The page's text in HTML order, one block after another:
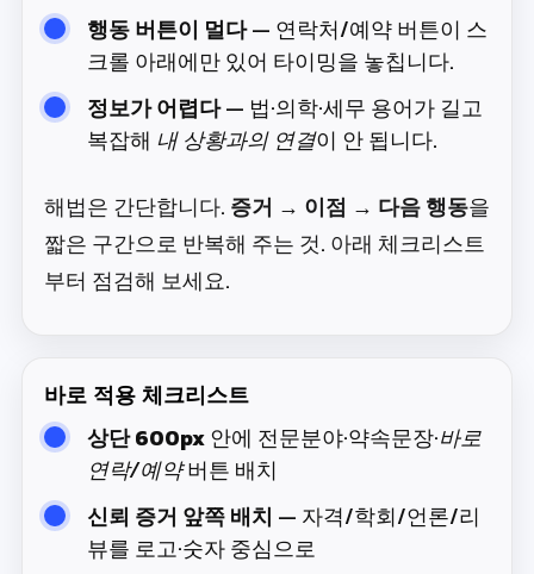
행동 버튼이 멀다— 연락처/예약 버튼이 스
크롤 아래에만 있어 타이밍을 놓칩니다.
정보가 어렵다— 법·의학·세무 용어가 길고
복잡해 내 상황과의 연결이 안 됩니다.
해법은 간단합니다. 증거 → 이점 → 다음 행동을
짧은 구간으로 반복해 주는 것. 아래 체크리스트
부터 점검해 보세요.
바로 적용 체크리스트
상단 600px안에 전문분야·약속문장·바로
연락/예약버튼 배치
신뢰 증거 앞쪽 배치 — 자격/학회/언론/리
뷰를 로고·숫자 중심으로